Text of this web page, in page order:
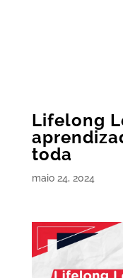
Lifelong
toda
maio 24, 2024